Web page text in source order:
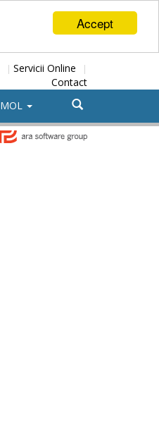
Accept
| Servicii Online |
Contact
MOL